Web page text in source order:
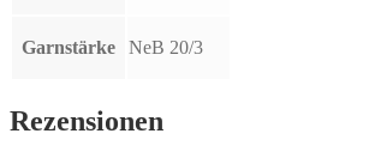
Garnstärke NeB 20/3
Rezensionen